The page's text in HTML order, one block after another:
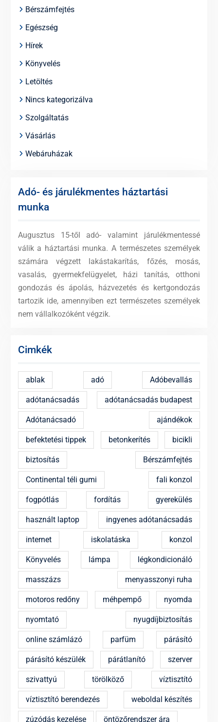
Bérszámfejtés
Egészség
Hírek
Könyvelés
Letöltés
Nincs kategorizálva
Szolgáltatás
Vásárlás
Webáruházak
Adó- és járulékmentes háztartási
munka
Augusztus 15-től adó- valamint járulékmentessé
válik a háztartási munka. A természetes személyek
számára végzett lakástakarítás, főzés, mosás,
vasalás, gyermekfelügyelet, házi tanítás, otthoni
gondozás és ápolás, házvezetés és kertgondozás
tartozik ide, amennyiben ezt természetes személyek
nem vállalkozóként végzik.
Cimkék
ablak adó Adóbevallás
adótanácsadás adótanácsadás budapest
Adótanácsadó ajándékok
befektetési tippek betonkerítés bicikli
biztosítás Bérszámfejtés
Continental téli gumi fali konzol
fogpótlás fordítás gyerekülés
használt laptop ingyenes adótanácsadás
internet iskolatáska konzol
Könyvelés lámpa légkondicionáló
masszázs menyasszonyi ruha
motoros redőny méhpempő nyomda
nyomtató nyugdíjbiztosítás
online számlázó parfüm párásító
párásító készülék párátlanító szerver
szivattyú törölköző víztisztító
víztisztító berendezés weboldal készítés
zúzódás kezelése öntözőrendszer ára